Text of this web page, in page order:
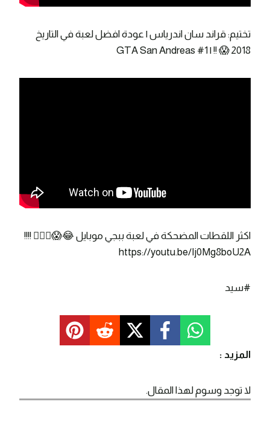
تختيم: قراند سان اندرياس | عودة افضل لعبة في التاريخ
2018 😱 !! | GTA San Andreas #1
اكثر اللقطات المضحكة في لعبة ببجي موبايل 😂😱🤦🏻‍♂️ !!!!
https://youtu.be/Ij0Mg8boU2A
#سيد
المزيد :
لا توجد وسوم لهذا المقال.